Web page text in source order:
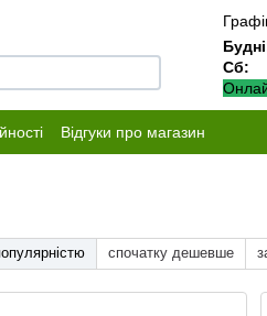
Сб:
Відгуки про магазин
спочатку дешевше